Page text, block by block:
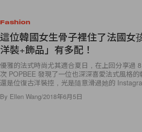
Fashion
這位韓國女生骨子裡住了法國女
洋裝+飾品」有多配！
優雅的法式時尚尤其適合夏日，在上回分享過
次 POPBEE 發現了一位也深深喜愛法式風格
還是位復古洋裝控，光是隨意滑過她的
By Ellen Wang/2018年6月5日